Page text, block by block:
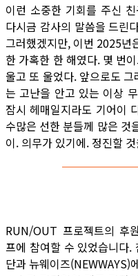
이런 소중한 기회를 주신
다시금 감사의 말씀을 드린
그러했겠지만, 이번 2025년
한 가혹한 한 해였다. 몇 번
울고 또 울었다. 앞으로도
는 고난을 안고 있는 이상
잠시 헤매일지라도 기어이
수많은 선한 분들께 많은 것
이. 의무가 있기에. 정진할
RUN/OUT 프로젝트의 후
프에 참여할 수 있었습니다.
단과 뉴웨이즈(NEWWAYS)